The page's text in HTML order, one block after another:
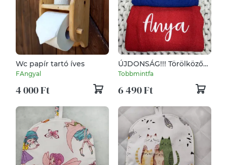
Wc papír tartó íves
FAngyal
4 000 Ft
ÚJDONSÁG!!! Törölköző
hímzés
Tobbmintfa
6 490 Ft